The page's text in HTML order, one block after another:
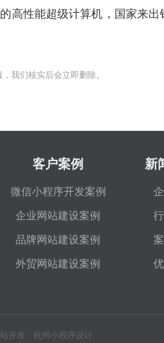
高性能超级计算机，国家来
我们核实后会立即删除。
客户案例
微信小程序开发案例
企业网站建设案例
品牌网站建设案例
外贸网站建设案例
新
开发 杭州小程序设计